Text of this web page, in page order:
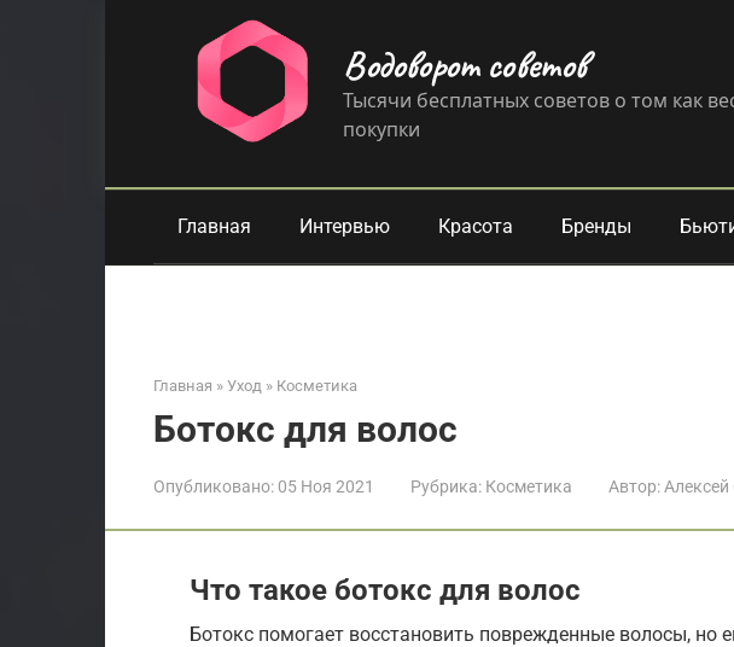
Водоворот советов
Тысячи бесплатных советов о том как
покупки
Главная Интервью Красота Бренды
Главная » Уход » Косметика
Ботокс для волос
Опубликовано: 05 Ноя 2021 Рубрика: Косметика Автор:
Что такое ботокс для волос
Ботокс помогает восстановить поврежденные волосы, но